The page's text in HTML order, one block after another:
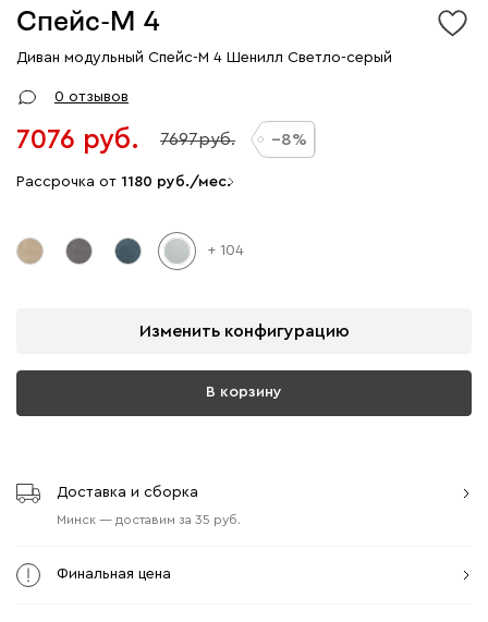
Спейс-М 4
Диван модульный Спейс-М 4 Шенилл Светло-серый
0 отзывов
7076 7697 8
Рассрочка от 1180 /мес.
+ 104
Изменить конфигурацию
В корзину
Доставка и сборка
Минск — доставим за 35
Финальная цена